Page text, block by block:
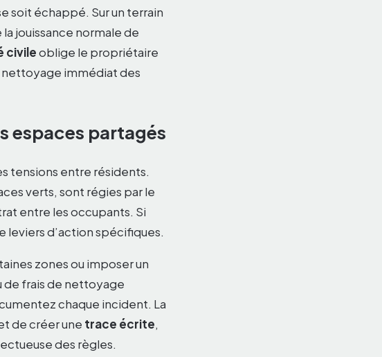
soit échappé. Sur un terrain
jouissance normale de
civileoblige le propriétaire
nettoyage immédiat des
espaces partagés
tensions entre résidents.
verts, sont régies par le
entre les occupants. Si
leviers d’action spécifiques.
zones ou imposer un
de frais de nettoyage
chaque incident. La
de créer une trace écrite,
des règles.